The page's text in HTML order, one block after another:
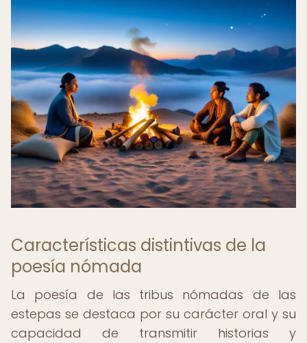
Características distintivas de la
poesía nómada
La poesía de las tribus nómadas de las
estepas se destaca por su carácter oral y su
capacidad de transmitir historias y